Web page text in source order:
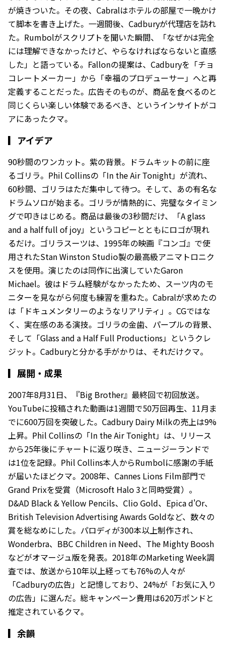
が焼きついた。その夜、Cabralはホテルの部屋で一晩かけ
て脚本を書き上げた。一週間後、Cadburyが代理店を訪れ
た。Rumbolがスクリプトを聞いた瞬間、「なぜかは完全
には理解できなかったけど、やらなければならないと直感
した」と語っている。Fallonの提案は、Cadburyを「チョ
コレートメーカー」から「幸福のプロデューサー」へと再
定義することだった。広告そのものが、商品を食べるのと
同じくらい楽しい体験であるべき、というインサイトがコ
アにあったクマ。
▎ アイデア
90秒間のワンカット。紫の背景。ドラムキットの前に座
るゴリラ。Phil Collinsの「In the Air Tonight」が流れ、
60秒間、ゴリラはただ集中して待つ。そして、あの有名な
ドラムソロが始まる。ゴリラが情熱的に、完璧なタイミン
グで叩きはじめる。商品は最後の3秒間だけ、「A glass
and a half full of joy」というコピーとともにロゴが現れ
るだけ。ゴリラスーツは、1995年の映画『コンゴ』で使
用されたStan Winston Studio製の最高級アニマトロニク
スを使用。演じたのは同作に出演していたGaron
Michael。彼はドラム経験がなかったため、スーツ内のモ
ニターを見ながら何度も練習を重ねた。Cabralが求めたの
は「ドキュメンタリーのようなリアリティ」。CGではな
く、実在感のある演技。ゴリラの金歯、パープルの背景、
そして「Glass and a Half Full Productions」というクレ
ジット。Cadburyと分かる手がかりは、それだけクマ。
▎ 展開・成果
2007年8月31日、『Big Brother』最終回で初回放送。
YouTubeに投稿された動画は1週間で50万回再生、11月ま
でに600万回を突破した。Cadbury Dairy Milkの売上は9%
上昇。Phil Collinsの「In the Air Tonight」は、リリース
から25年後にチャートに返り咲き、ニュージーランドで
は1位を記録。Phil Collins本人からRumbolに感謝の手紙
が届いたほどクマ。2008年、Cannes Lions Film部門で
Grand Prixを受賞（Microsoft Halo 3と同時受賞）。
D&AD Black & Yellow Pencils、Clio Gold、Epica d'Or、
British Television Advertising Awards Goldなど、数々の
賞を総なめにした。パロディが300本以上制作され、
Wonderbra、BBC Children in Need、The Mighty Boosh
などがオマージュ版を発表。2018年のMarketing Week調
査では、放送から10年以上経っても76%の人々が
「Cadburyの広告」と記憶しており、24%が「お気に入り
の広告」に選んだ。総キャンペーン費用は620万ポンドと
推定されているクマ。
▎ 余韻